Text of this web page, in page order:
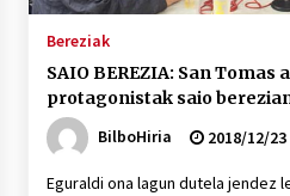
Bereziak
SAIO BEREZIA: San Tomas
protagonistak saio
BilboHiria
2018/12/23
Eguraldi ona lagun dutela jendez